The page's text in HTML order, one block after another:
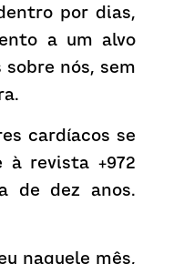
por dias,
a um alvo
nós, sem
cardíacos se
à revista +972
de dez anos.
naquele mês,